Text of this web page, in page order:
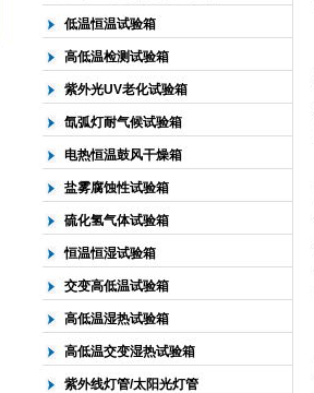
低温恒温试验箱
高低温检测试验箱
紫外光UV老化试验箱
氙弧灯耐气候试验箱
电热恒温鼓风干燥箱
盐雾腐蚀性试验箱
硫化氢气体试验箱
恒温恒湿试验箱
交变高低温试验箱
高低温湿热试验箱
高低温交变湿热试验箱
紫外线灯管/太阳光灯管